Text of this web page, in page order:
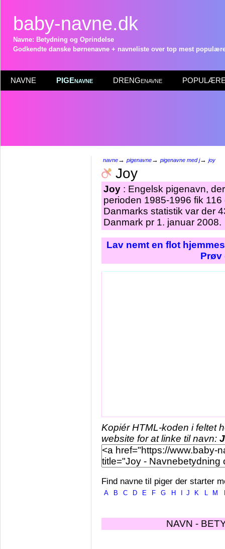
baby-navne.dk
Navne: Betydning og Oprindelse
Godkendte danske børnenavne + navneliste over top mest
NAVNE PIGEnavne DRENGenavne POPULÆRE
navne→ pigenavne→ pigenavne med j→ joy
Joy
Joy : Engelsk pigenavn,
perioden 1985-1996 fik
Danmarks statistik var der
Danmark pr 1. januar 2008.
Lav nemt en flot
Prøv
Kopiér HTML-koden i feltet
website for at linke til navn:
Find navne til piger der starter
A B C D E F G H J K L M
NAVN -